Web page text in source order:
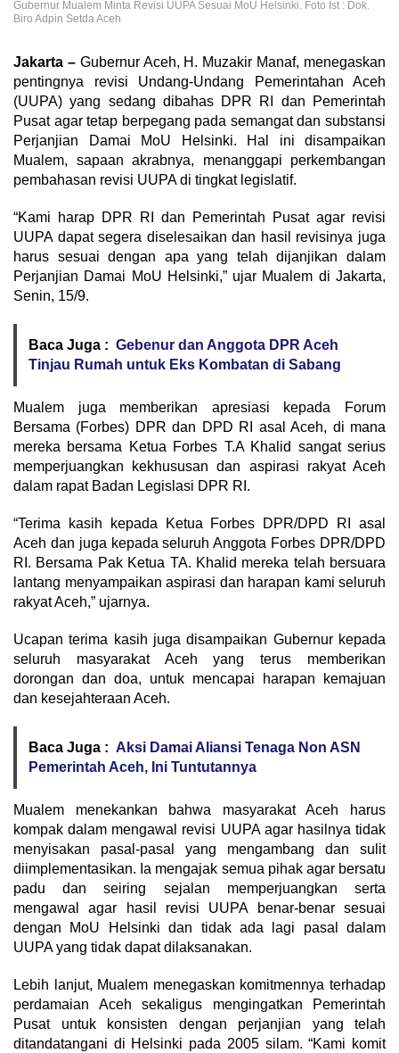
Gubernur Mualem Minta Revisi UUPA Sesuai MoU Helsinki. Foto Ist : Dok.
Biro Adpin Setda Aceh
Jakarta –Gubernur Aceh, H. Muzakir Manaf, menegaskan
pentingnya revisi Undang-Undang Pemerintahan Aceh
(UUPA) yang sedang dibahas DPR RI dan Pemerintah
Pusat agar tetap berpegang pada semangat dan substansi
Perjanjian Damai MoU Helsinki. Hal ini disampaikan
Mualem, sapaan akrabnya, menanggapi perkembangan
pembahasan revisi UUPA di tingkat legislatif.
“Kami harap DPR RI dan Pemerintah Pusat agar revisi
UUPA dapat segera diselesaikan dan hasil revisinya juga
harus sesuai dengan apa yang telah dijanjikan dalam
Perjanjian Damai MoU Helsinki,” ujar Mualem di Jakarta,
Senin, 15/9.
Baca Juga : Gebenur dan Anggota DPR Aceh
Tinjau Rumah untuk Eks Kombatan di Sabang
Mualem juga memberikan apresiasi kepada Forum
Bersama (Forbes) DPR dan DPD RI asal Aceh, di mana
mereka bersama Ketua Forbes T.A Khalid sangat serius
memperjuangkan kekhususan dan aspirasi rakyat Aceh
dalam rapat Badan Legislasi DPR RI.
“Terima kasih kepada Ketua Forbes DPR/DPD RI asal
Aceh dan juga kepada seluruh Anggota Forbes DPR/DPD
RI. Bersama Pak Ketua TA. Khalid mereka telah bersuara
lantang menyampaikan aspirasi dan harapan kami seluruh
rakyat Aceh,” ujarnya.
Ucapan terima kasih juga disampaikan Gubernur kepada
seluruh masyarakat Aceh yang terus memberikan
dorongan dan doa, untuk mencapai harapan kemajuan
dan kesejahteraan Aceh.
Baca Juga : Aksi Damai Aliansi Tenaga Non ASN
Pemerintah Aceh, Ini Tuntutannya
Mualem menekankan bahwa masyarakat Aceh harus
kompak dalam mengawal revisi UUPA agar hasilnya tidak
menyisakan pasal-pasal yang mengambang dan sulit
diimplementasikan. Ia mengajak semua pihak agar bersatu
padu dan seiring sejalan memperjuangkan serta
mengawal agar hasil revisi UUPA benar-benar sesuai
dengan MoU Helsinki dan tidak ada lagi pasal dalam
UUPA yang tidak dapat dilaksanakan.
Lebih lanjut, Mualem menegaskan komitmennya terhadap
perdamaian Aceh sekaligus mengingatkan Pemerintah
Pusat untuk konsisten dengan perjanjian yang telah
ditandatangani di Helsinki pada 2005 silam. “Kami komit